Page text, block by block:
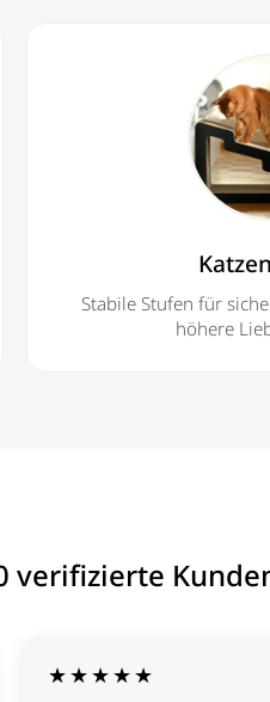
Stabile Stufen für
höhere
verifizierte
★★★★★